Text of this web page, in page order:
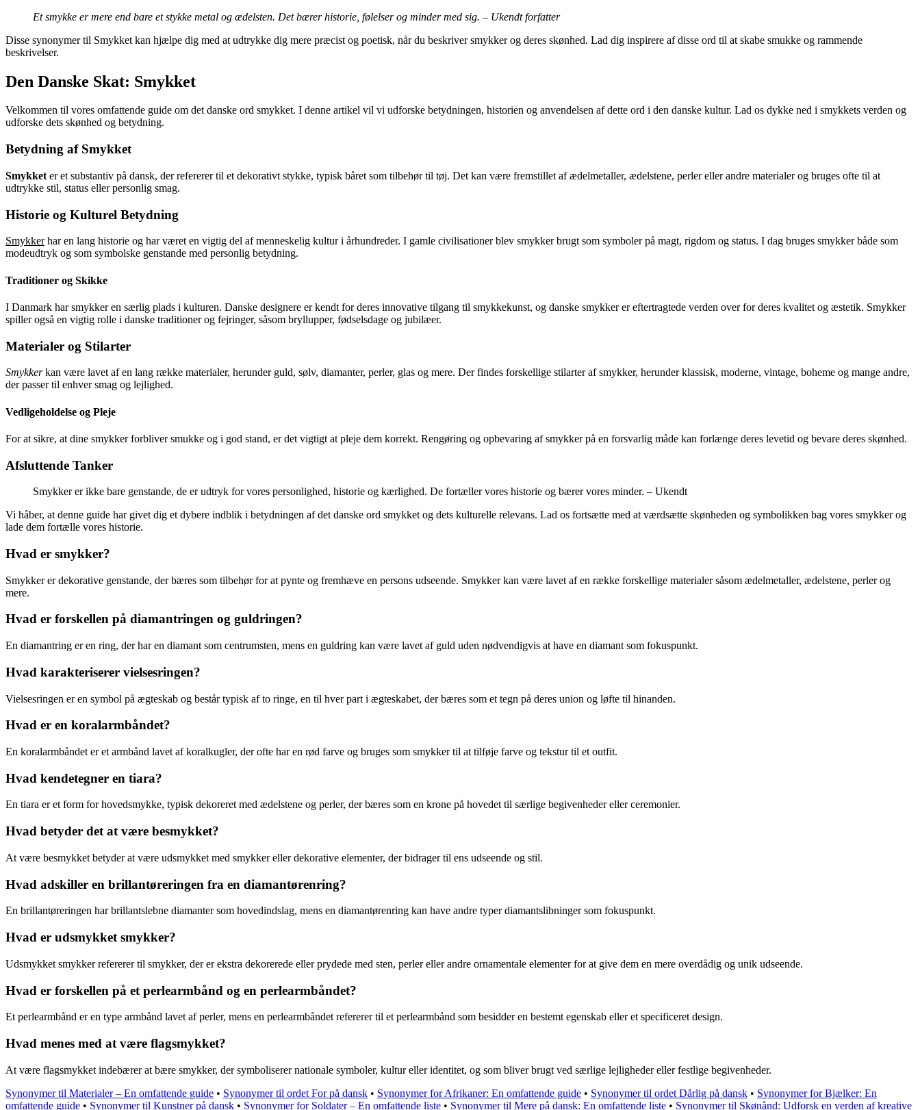
Et smykke er mere end bare et stykke metal og ædelsten. Det bærer historie, følelser og minder med sig. – Ukendt forfatter
Disse synonymer til Smykket kan hjælpe dig med at udtrykke dig mere præcist og poetisk, når du beskriver smykker og deres skønhed. Lad dig inspirere af disse ord til at skabe smukke og rammende
beskrivelser.
Den Danske Skat: Smykket
Velkommen til vores omfattende guide om det danske ord smykket. I denne artikel vil vi udforske betydningen, historien og anvendelsen af dette ord i den danske kultur. Lad os dykke ned i smykkets verden og
udforske dets skønhed og betydning.
Betydning af Smykket
Smykket er et substantiv på dansk, der refererer til et dekorativt stykke, typisk båret som tilbehør til tøj. Det kan være fremstillet af ædelmetaller, ædelstene, perler eller andre materialer og bruges ofte til at
udtrykke stil, status eller personlig smag.
Historie og Kulturel Betydning
Smykkerhar en lang historie og har været en vigtig del af menneskelig kultur i århundreder. I gamle civilisationer blev smykker brugt som symboler på magt, rigdom og status. I dag bruges smykker både som
modeudtryk og som symbolske genstande med personlig betydning.
Traditioner og Skikke
I Danmark har smykker en særlig plads i kulturen. Danske designere er kendt for deres innovative tilgang til smykkekunst, og danske smykker er eftertragtede verden over for deres kvalitet og æstetik. Smykker
spiller også en vigtig rolle i danske traditioner og fejringer, såsom bryllupper, fødselsdage og jubilæer.
Materialer og Stilarter
Smykkerkan være lavet af en lang række materialer, herunder guld, sølv, diamanter, perler, glas og mere. Der findes forskellige stilarter af smykker, herunder klassisk, moderne, vintage, boheme og mange andre,
der passer til enhver smag og lejlighed.
Vedligeholdelse og Pleje
For at sikre, at dine smykker forbliver smukke og i god stand, er det vigtigt at pleje dem korrekt. Rengøring og opbevaring af smykker på en forsvarlig måde kan forlænge deres levetid og bevare deres skønhed.
Afsluttende Tanker
Smykker er ikke bare genstande, de er udtryk for vores personlighed, historie og kærlighed. De fortæller vores historie og bærer vores minder. – Ukendt
Vi håber, at denne guide har givet dig et dybere indblik i betydningen af det danske ord smykket og dets kulturelle relevans. Lad os fortsætte med at værdsætte skønheden og symbolikken bag vores smykker og
lade dem fortælle vores historie.
Hvad er smykker?
Smykker er dekorative genstande, der bæres som tilbehør for at pynte og fremhæve en persons udseende. Smykker kan være lavet af en række forskellige materialer såsom ædelmetaller, ædelstene, perler og
mere.
Hvad er forskellen på diamantringen og guldringen?
En diamantring er en ring, der har en diamant som centrumsten, mens en guldring kan være lavet af guld uden nødvendigvis at have en diamant som fokuspunkt.
Hvad karakteriserer vielsesringen?
Vielsesringen er en symbol på ægteskab og består typisk af to ringe, en til hver part i ægteskabet, der bæres som et tegn på deres union og løfte til hinanden.
Hvad er en koralarmbåndet?
En koralarmbåndet er et armbånd lavet af koralkugler, der ofte har en rød farve og bruges som smykker til at tilføje farve og tekstur til et outfit.
Hvad kendetegner en tiara?
En tiara er et form for hovedsmykke, typisk dekoreret med ædelstene og perler, der bæres som en krone på hovedet til særlige begivenheder eller ceremonier.
Hvad betyder det at være besmykket?
At være besmykket betyder at være udsmykket med smykker eller dekorative elementer, der bidrager til ens udseende og stil.
Hvad adskiller en brillantøreringen fra en diamantørenring?
En brillantøreringen har brillantslebne diamanter som hovedindslag, mens en diamantørenring kan have andre typer diamantslibninger som fokuspunkt.
Hvad er udsmykket smykker?
Udsmykket smykker refererer til smykker, der er ekstra dekorerede eller prydede med sten, perler eller andre ornamentale elementer for at give dem en mere overdådig og unik udseende.
Hvad er forskellen på et perlearmbånd og en perlearmbåndet?
Et perlearmbånd er en type armbånd lavet af perler, mens en perlearmbåndet refererer til et perlearmbånd som besidder en bestemt egenskab eller et specificeret design.
Hvad menes med at være flagsmykket?
At være flagsmykket indebærer at bære smykker, der symboliserer nationale symboler, kultur eller identitet, og som bliver brugt ved særlige lejligheder eller festlige begivenheder.
Synonymer til Materialer – En omfattende guide • Synonymer til ordet For på dansk • Synonymer for Afrikaner: En omfattende guide • Synonymer til ordet Dårlig på dansk • Synonymer for Bjælker: En
omfattende guide • Synonymer til Kunstner på dansk • Synonymer for Soldater – En omfattende liste • Synonymer til Mere på dansk: En omfattende liste • Synonymer til Skønånd: Udforsk en verden af kreative